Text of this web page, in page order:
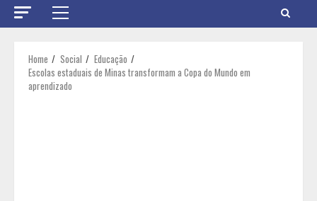
Primary
Home Social
Educação
Escolas estaduais de Minas transformam a Copa do Mundo em
aprendizado